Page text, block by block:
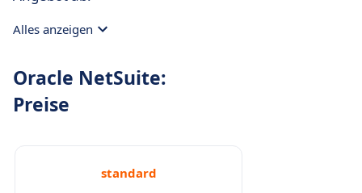
Alles anzeigen
Oracle NetSuite:
Preise
standard